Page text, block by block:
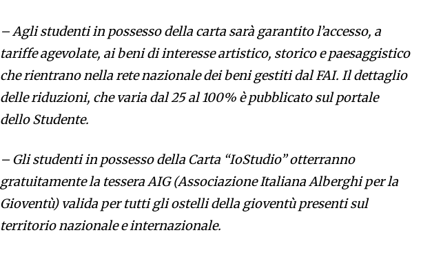
– Agli studenti in possesso della carta sarà garantito l’accesso, a
tariffe agevolate, ai beni di interesse artistico, storico e paesaggistico
che rientrano nella rete nazionale dei beni gestiti dal FAI. Il dettaglio
delle riduzioni, che varia dal 25 al 100% è pubblicato sul portale
dello Studente.
– Gli studenti in possesso della Carta “IoStudio” otterranno
gratuitamente la tessera AIG (Associazione Italiana Alberghi per la
Gioventù) valida per tutti gli ostelli della gioventù presenti sul
territorio nazionale e internazionale.